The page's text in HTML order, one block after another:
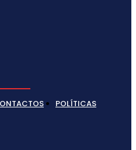
POLÍTICAS